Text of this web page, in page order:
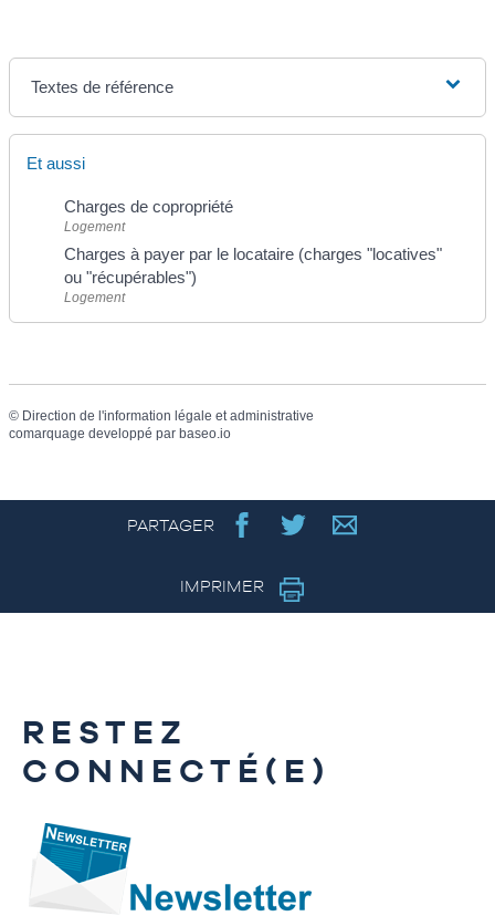
Textes de référence
Et aussi
Charges de copropriété
Logement
Charges à payer par le locataire (charges "locatives"
ou "récupérables")
Logement
© Direction de l'information légale et administrative
comarquage developpé par baseo.io
PARTAGER
IMPRIMER
RESTEZ
CONNECTÉ(E)